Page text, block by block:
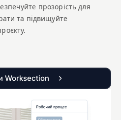
прозорість для
та підвищуйте
Worksection